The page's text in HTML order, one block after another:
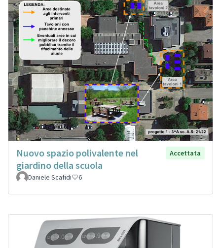
Nuovo spazio polivalente nel
giardino della scuola
Accettata
Daniele Scafidi 6